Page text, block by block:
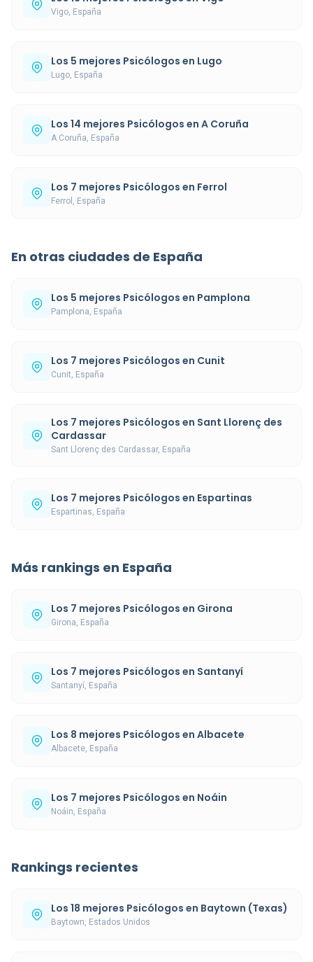
Vigo, España
Los 5 mejores Psicólogos en Lugo
Lugo, España
Los 14 mejores Psicólogos en A Coruña
A Coruña, España
Los 7 mejores Psicólogos en Ferrol
Ferrol, España
En otras ciudades de España
Los 5 mejores Psicólogos en Pamplona
Pamplona, España
Los 7 mejores Psicólogos en Cunit
Cunit, España
Los 7 mejores Psicólogos en Sant Llorenç des
Cardassar
Sant Llorenç des Cardassar, España
Los 7 mejores Psicólogos en Espartinas
Espartinas, España
Más rankings en España
Los 7 mejores Psicólogos en Girona
Girona, España
Los 7 mejores Psicólogos en Santanyí
Santanyí, España
Los 8 mejores Psicólogos en Albacete
Albacete, España
Los 7 mejores Psicólogos en Noáin
Noáin, España
Rankings recientes
Los 18 mejores Psicólogos en Baytown (Texas)
Baytown, Estados Unidos